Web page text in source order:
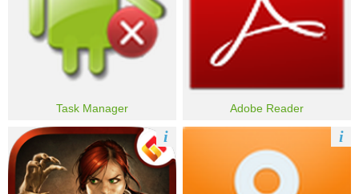
Task Manager Adobe Reader
i i